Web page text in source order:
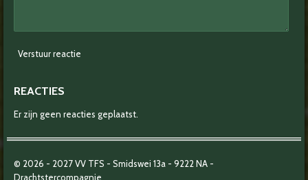
Verstuur reactie
REACTIES
Er zijn geen reacties geplaatst.
© 2026 - 2027VV TFS - Smidswei 13a - 9222 NA -
Drachtstercompagnie